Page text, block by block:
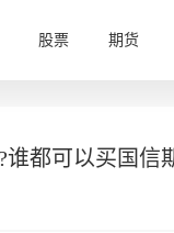
股票 期货
都可以买国信